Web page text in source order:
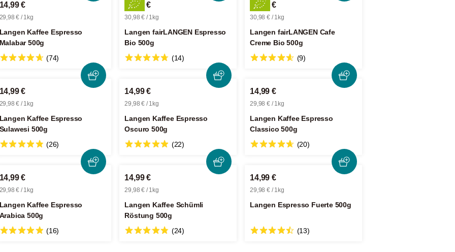
€
€ / 1kg
Kaffee Espresso
500g
(74)
15,49 €
30,98 € / 1kg
Langen fairLANGEN Espresso
Bio 500g
(14)
15,49 €
30,98 € / 1kg
Langen fairLANGEN Cafe
Creme Bio 500g
(9)
€
€ / 1kg
Kaffee Espresso
500g
(26)
14,99 €
29,98 € / 1kg
Langen Kaffee Espresso
Oscuro 500g
(22)
14,99 €
29,98 € / 1kg
Langen Kaffee Espresso
Classico 500g
(20)
€
€ / 1kg
Kaffee Espresso
500g
(16)
14,99 €
29,98 € / 1kg
Langen Kaffee Schümli
Röstung 500g
(24)
14,99 €
29,98 € / 1kg
Langen Espresso Fuerte 500g
(13)